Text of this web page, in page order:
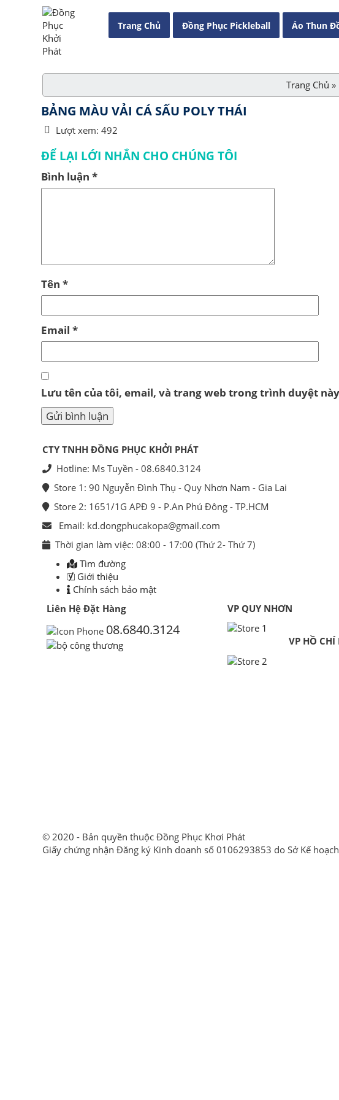
Trang Chủ Đồng Phục Pickleball Áo Thun
Trang Chủ »
BẢNG MÀU VẢI CÁ SẤU POLY THÁI
Lượt xem: 492
ĐỂ LẠI LỚI NHẮN CHO CHÚNG TÔI
Bình luận *
Tên *
Email *
Lưu tên của tôi, email, và trang web trong trình duyệt
CTY TNHH ĐỒNG PHỤC KHỞI PHÁT
Hotline: Ms Tuyền - 08.6840.3124
Store 1: 90 Nguyễn Đình Thụ - Quy Nhơn Nam - Gia Lai
Store 2: 1651/1G APĐ 9 - P.An Phú Đông - TP.HCM
Email: kd.dongphucakopa@gmail.com
Thời gian làm việc: 08:00 - 17:00 (Thứ 2- Thứ 7)
Tìm đường
Giới thiệu
Chính sách bảo mật
Liên Hệ Đặt Hàng
08.6840.3124
VP QUY NHƠN
VP HỒ
© 2020 - Bản quyền thuộc Đồng Phục Khơi Phát
Giấy chứng nhận Đăng ký Kinh doanh số 0106293853 do Sở Kế